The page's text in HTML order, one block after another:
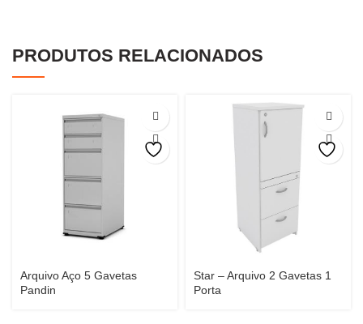
PRODUTOS RELACIONADOS
Arquivo Aço 5 Gavetas
Pandin
Star – Arquivo 2 Gavetas 1
Porta